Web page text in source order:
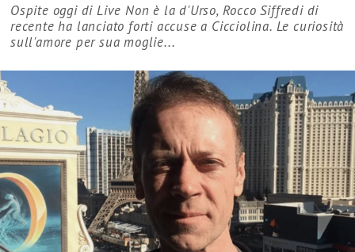
Ospite oggi di Live Non è la d'Urso, Rocco Siffredi di
recente ha lanciato forti accuse a Cicciolina. Le curiosità
sull'amore per sua moglie...